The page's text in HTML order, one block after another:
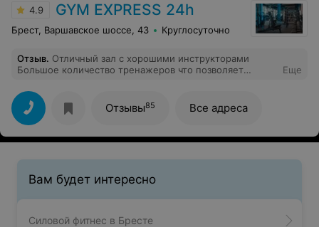
4.9 GYM EXPRESS 24h
Брест, Варшавское шоссе, 43 Круглосуточно
Отзыв. Отличный зал с хорошими инструкторами
Большое количество тренажеров что позволяет
круглосуточный
Еще
Отзывы85 Все адреса
Вам будет интересно
Силовой фитнес в Бресте